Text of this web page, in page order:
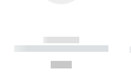
------------
----------- ----------- --------